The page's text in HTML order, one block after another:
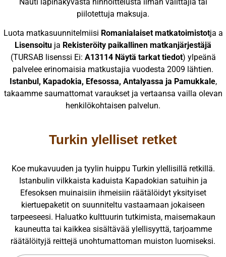
piilotettuja maksuja.
Luota matkasuunnitelmiisi Romanialaiset matkatoimistotja a
Lisensoitu ja Rekisteröity paikallinen matkanjärjestäjä
(TURSAB lisenssi Ei: A13114 Näytä tarkat tiedot) ylpeänä
palvelee erinomaisia matkustajia vuodesta 2009 lähtien.
Istanbul, Kapadokia, Efesossa, Antalyassa ja Pamukkale,
takaamme saumattomat varaukset ja vertaansa vailla olevan
henkilökohtaisen palvelun.
Turkin ylelliset retket
Koe mukavuuden ja tyylin huippu Turkin ylellisillä retkillä.
Istanbulin vilkkaista kaduista Kapadokian satuihin ja
Efesoksen muinaisiin ihmeisiin räätälöidyt yksityiset
kiertuepaketit on suunniteltu vastaamaan jokaiseen
tarpeeseesi. Haluatko kulttuurin tutkimista, maisemakaun
kauneutta tai kaikkea sisältävää ylellisyyttä, tarjoamme
räätälöityjä reittejä unohtumattoman muiston luomiseksi.